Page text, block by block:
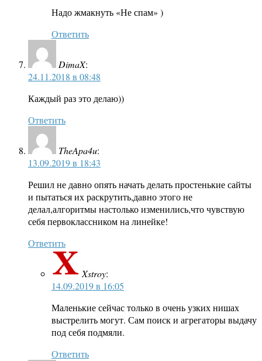
Надо жмакнуть «Не спам» )
Ответить
DimaX:
24.11.2018 в 08:48
Каждый раз это делаю))
Ответить
TheApa4u:
13.09.2019 в 18:43
Решил не давно опять начать делать простенькие сайты
и пытаться их раскрутить,давно этого не
делал,алгоритмы настолько изменились,что чувствую
себя первоклассником на линейке!
Ответить
Xstroy:
14.09.2019 в 16:05
Маленькие сейчас только в очень узких нишах
выстрелить могут. Сам поиск и агрегаторы выдачу
под себя подмяли.
Ответить